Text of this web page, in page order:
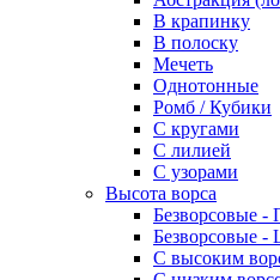
В крапинку
В полоску
Мечеть
Однотонные
Ромб / Кубики
С кругами
С лилией
С узорами
Высота ворса
Безворсовые -
Безворсовые -
С высоким